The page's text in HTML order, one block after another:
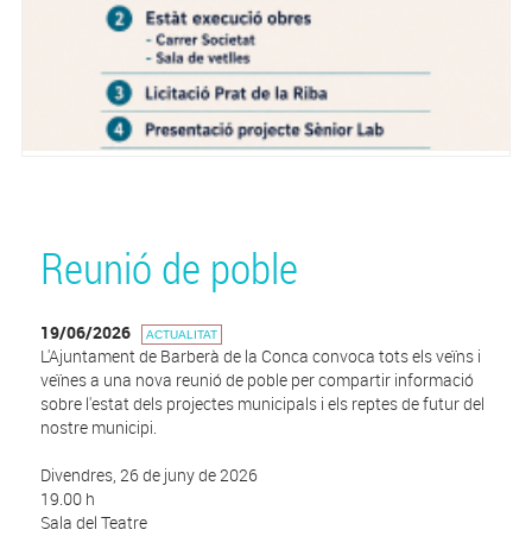
Reunió de poble
19/06/2026 ACTUALITAT
L'Ajuntament de Barberà de la Conca convoca tots els veïns i
veïnes a una nova reunió de poble per compartir informació
sobre l'estat dels projectes municipals i els reptes de futur del
nostre municipi.
Divendres, 26 de juny de 2026
19.00 h
Sala del Teatre